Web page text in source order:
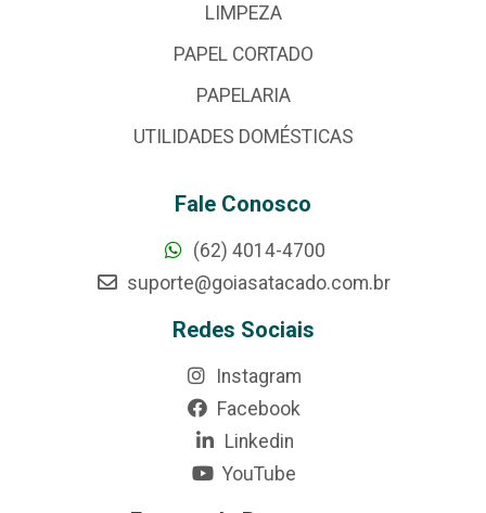
LIMPEZA
PAPEL CORTADO
PAPELARIA
UTILIDADES DOMÉSTICAS
Fale Conosco
(62) 4014-4700
suporte@goiasatacado.com.br
Redes Sociais
Instagram
Facebook
Linkedin
YouTube